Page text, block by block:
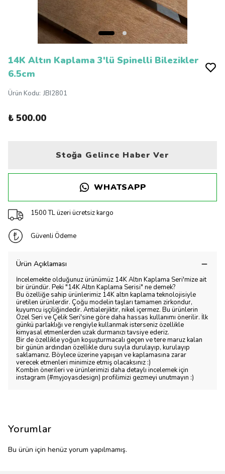
14K Altın Kaplama 3'lü Spinelli Bilezikler
6.5cm
Ürün Kodu: JBI2801
₺ 500.00
Stoğa Gelince Haber Ver
WHATSAPP
1500 TL üzeri ücretsiz kargo
Güvenli Ödeme
Ürün Açıklaması
İncelemekte olduğunuz ürünümüz 14K Altın Kaplama Seri'mize ait
bir üründür. Peki "14K Altın Kaplama Serisi" ne demek?
Bu özelliğe sahip ürünlerimiz 14K altın kaplama teknolojisiyle
üretilen ürünlerdir. Çoğu modelin taşları tamamen zirkondur,
kuyumcu işçiliğindedir. Antialerjiktir, nikel içermez. Bu ürünlerin
Özel Seri ve Çelik Seri'sine göre daha hassas kullanımı önerilir. İlk
günkü parlaklığı ve rengiyle kullanmak isterseniz özellikle
kimyasal etmenlerden uzak durmanızı tavsiye ederiz.
Bir de özellikle yoğun koşuşturmacalı geçen ve tere maruz kalan
bir günün ardından özellikle duru suyla durulayıp, kurulayıp
saklamanız. Böylece üzerine yapışan ve kaplamasına zarar
verecek etmenleri minimize etmiş olacaksınız :)
Kombin önerileri ve ürünlerimizi daha detaylı incelemek için
instagram (#myjoyasdesign) profilimizi gezmeyi unutmayın :)
Yorumlar
Bu ürün için henüz yorum yapılmamış.